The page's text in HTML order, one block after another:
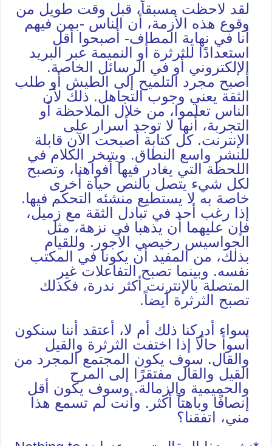
لقد لاحظت مسبقاً، قبل وقت طويل من
وقوع هذه الأزمة، أن الناس -بمن فيهم
أنا في نهاية المطاف- أصبحوا أقل
استعدادًا للثرثرة أو النميمة عبر البريد
الإلكتروني أو في الرسائل الخاصة.
أصبح مجرد التلميح إلى الطيش أو طلب
الثقة يعني وجوب التجاهل. ذلك لأن
الناس تعلموا، من خلال الملاحظة أو
التجربة، أنها لا توجد أسرار على
الإنترنت. كل كتابة أصبحت الآن قابلة
للنشر واسع النطاق. ويتبخر الكلام في
اللحظة التي يغادر فيها أفواهنا، وتصبح
لكل شيء يتصل بالنص حياة أخرى
خاصة به لا يستطيع منشئه التحكم فيها.
إذا رغب أحد في تبادل الثقة مع زميل،
فإن عليهما أن يذهبا في نزهة، مثل
الجواسيس رخيصي الأجور. وللقيام
بذلك، من المفيد أن يكونا في المكتب
نفسه. وبينما تصبح التفاعلات غير
المتصلة بالإنترنت أكثر ندرة، فكذلك
تصبح الثرثرة أيضاً.
سواء أدركنا ذلك أم لا، أعتقد أننا سنكون
أسوأ حالًا إذا اختفت الثرثرة والقيل
والقال. سوف يكون المجتمع المجرد من
القيل والقال مفتقرًا إلى المرح
والحميمية والزمالة. وسوف يكون أقل
إنصافًا وباهتاً أكثر. وأنت لم تسمع هذا
مني، اتفقنا؟